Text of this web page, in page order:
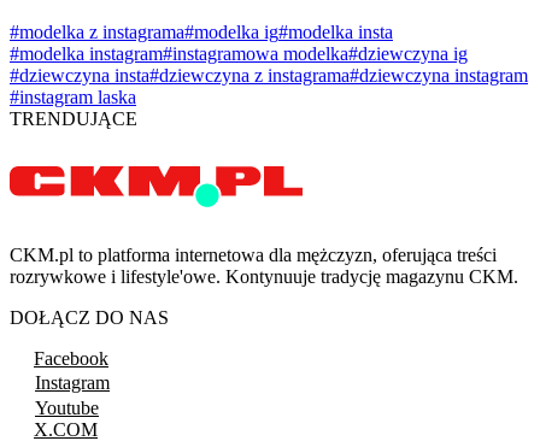
#modelka z instagrama#modelka ig#modelka insta
#modelka instagram#instagramowa modelka#dziewczyna ig
#dziewczyna insta#dziewczyna z instagrama#dziewczyna instagram
#instagram laska
TRENDUJĄCE
CKM.pl to platforma internetowa dla mężczyzn, oferująca treści
rozrywkowe i lifestyle'owe. Kontynuuje tradycję magazynu CKM.
DOŁĄCZ DO NAS
Facebook
Instagram
Youtube
X.COM